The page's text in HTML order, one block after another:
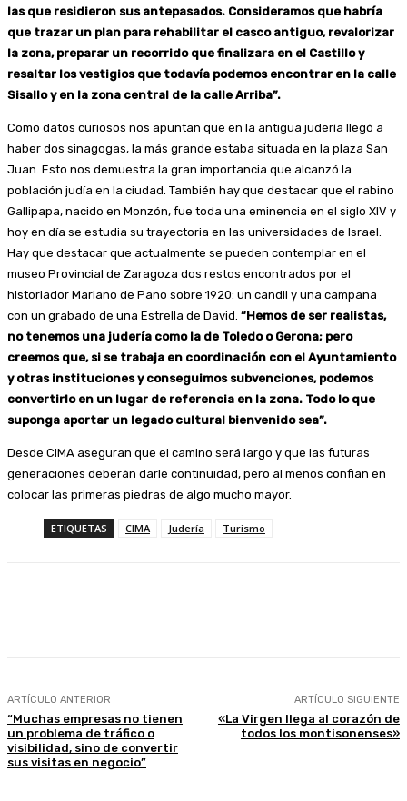
las que residieron sus antepasados. Consideramos que habría
que trazar un plan para rehabilitar el casco antiguo, revalorizar
la zona, preparar un recorrido que finalizara en el Castillo y
resaltar los vestigios que todavía podemos encontrar en la calle
Sisallo y en la zona central de la calle Arriba”.
Como datos curiosos nos apuntan que en la antigua judería llegó a
haber dos sinagogas, la más grande estaba situada en la plaza San
Juan. Esto nos demuestra la gran importancia que alcanzó la
población judía en la ciudad. También hay que destacar que el rabino
Gallipapa, nacido en Monzón, fue toda una eminencia en el siglo XIV y
hoy en día se estudia su trayectoria en las universidades de Israel.
Hay que destacar que actualmente se pueden contemplar en el
museo Provincial de Zaragoza dos restos encontrados por el
historiador Mariano de Pano sobre 1920: un candil y una campana
con un grabado de una Estrella de David. “Hemos de ser realistas,
no tenemos una judería como la de Toledo o Gerona; pero
creemos que, si se trabaja en coordinación con el Ayuntamiento
y otras instituciones y conseguimos subvenciones, podemos
convertirlo en un lugar de referencia en la zona. Todo lo que
suponga aportar un legado cultural bienvenido sea”.
Desde CIMA aseguran que el camino será largo y que las futuras
generaciones deberán darle continuidad, pero al menos confían en
colocar las primeras piedras de algo mucho mayor.
ETIQUETAS CIMA Judería Turismo
ARTÍCULO ANTERIOR
“Muchas empresas no tienen
un problema de tráfico o
visibilidad, sino de convertir
sus visitas en negocio”
ARTÍCULO SIGUIENTE
«La Virgen llega al corazón de
todos los montisonenses»